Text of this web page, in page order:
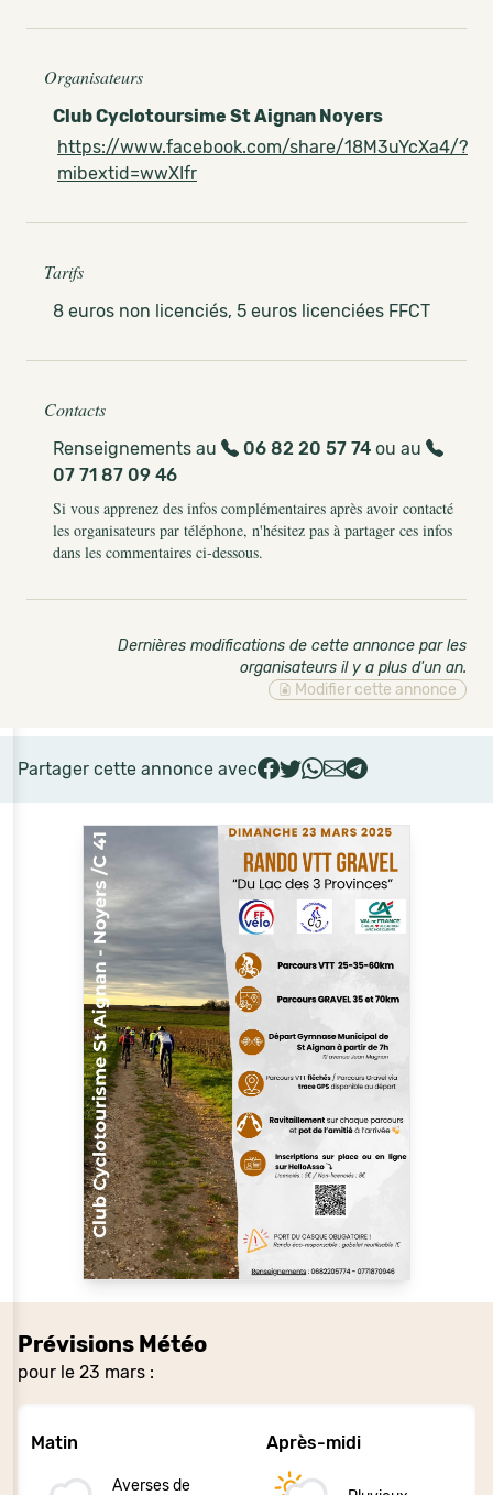
Prévisions Météo
pour le 23 mars :
Matin
Averses de
Après-midi
Organisateurs
Club Cyclotoursime St Aignan Noyers
https://www.facebook.com/share/18M3uYcXa4/?
mibextid=wwXIfr
Tarifs
8 euros non licenciés, 5 euros licenciées FFCT
Contacts
Renseignements au 06 82 20 57 74 ou au
07 71 87 09 46
Si vous apprenez des infos complémentaires après avoir contacté
les organisateurs par téléphone, n'hésitez pas à partager ces infos
dans les commentaires ci-dessous.
Dernières modifications de cette annonce par les
organisateurs il y a plus d'un an.
Modifier cette annonce
Partager cette annonce avec